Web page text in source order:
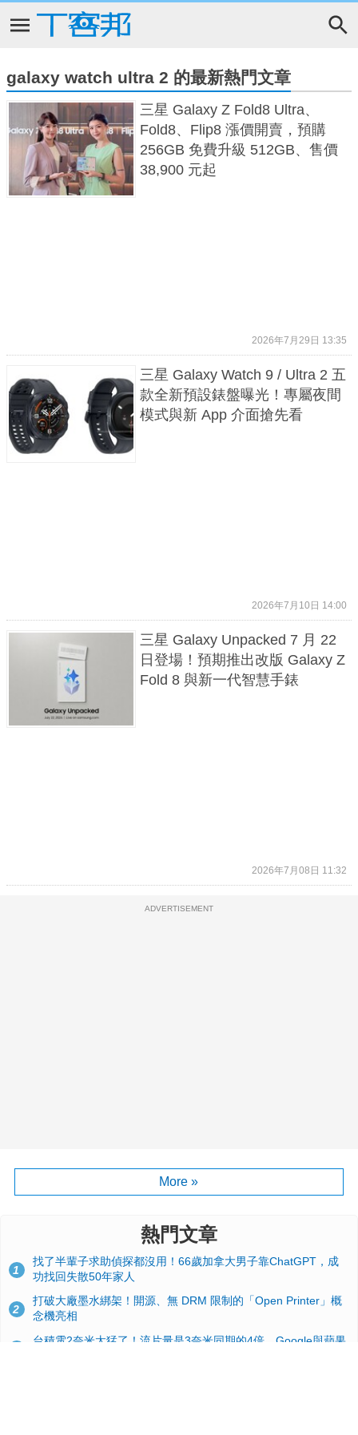
galaxy watch ultra 2 的最新熱門文章
三星 Galaxy Z Fold8 Ultra、
Fold8、Flip8 漲價開賣，預購
256GB 免費升級 512GB、售價
38,900 元起
2026年7月29日 13:35
三星 Galaxy Watch 9 / Ultra 2 五
款全新預設錶盤曝光！專屬夜間
模式與新 App 介面搶先看
2026年7月10日 14:00
三星 Galaxy Unpacked 7 月 22
日登場！預期推出改版 Galaxy Z
Fold 8 與新一代智慧手錶
2026年7月08日 11:32
ADVERTISEMENT
More »
熱門文章
1
找了半輩子求助偵探都沒用！66歲加拿大男子靠ChatGPT，成
功找回失散50年家人
2
打破大廠墨水綁架！開源、無 DRM 限制的「Open Printer」概
念機亮相
台積電2奈米太猛了！流片量是3奈米同期的4倍，Google與蘋果